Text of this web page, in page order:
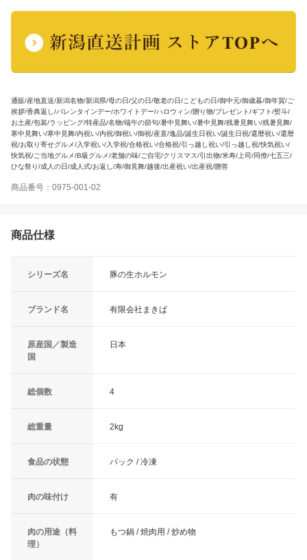
通販/産地直送/新潟名物/新潟県/母の日/父の日/敬老の日/こどもの日/御中元/御歳暮/御年賀/ご
挨拶/香典返し/バレンタインデー/ホワイトデー/ハロウィン/贈り物/プレゼント/ギフト/熨斗/
お土産/包装/ラッピング/特産品/名物/端午の節句/暑中見舞い/暑中見舞/残暑見舞い/残暑見舞/
寒中見舞い/寒中見舞/内祝い/内祝/御祝い/御祝/産直/逸品/誕生日祝い/誕生日祝/還暦祝い/還暦
祝/お取り寄せグルメ/入学祝い/入学祝/合格祝い/合格祝/引っ越し祝い/引っ越し祝/快気祝い/
快気祝/ご当地グルメ/B級グルメ/老舗の味/ご自宅/クリスマス/引出物/米寿/上司/同僚/七五三/
ひな祭り/成人の日/成人式/お返し/寿/御見舞/越後/出産祝い/出産祝/贈答
商品番号：0975-001-02
商品仕様
シリーズ名 豚の生ホルモン
ブランド名 有限会社まきば
原産国／製造
国
日本
総個数 4
総重量 2kg
食品の状態 パック / 冷凍
肉の味付け 有
肉の用途（料
理）
もつ鍋 / 焼肉用 / 炒め物